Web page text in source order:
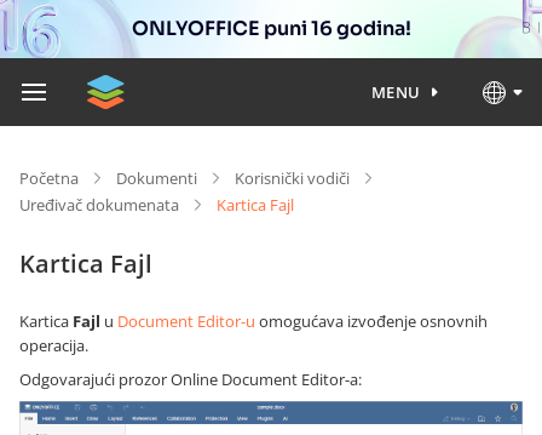
ONLYOFFICE puni 16 godina!
MENU
Početna Dokumenti
Korisnički vodiči
Uređivač dokumenata
Kartica Fajl
Kartica Fajl
Kartica Fajl u Document Editor-u omogućava izvođenje osnovnih
operacija.
Odgovarajući prozor Online Document Editor-a: